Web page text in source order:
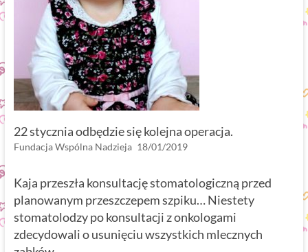
22 stycznia odbędzie się kolejna operacja.
Fundacja Wspólna Nadzieja 18/01/2019
Kaja przeszła konsultację stomatologiczną przed
planowanym przeszczepem szpiku… Niestety
stomatolodzy po konsultacji z onkologami
zdecydowali o usunięciu wszystkich mlecznych